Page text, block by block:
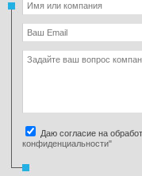
Даю согласие на
конфиденциальности"